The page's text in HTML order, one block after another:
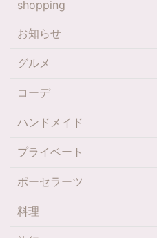
shopping
お知らせ
グルメ
コーデ
ハンドメイド
プライベート
ポーセラーツ
料理